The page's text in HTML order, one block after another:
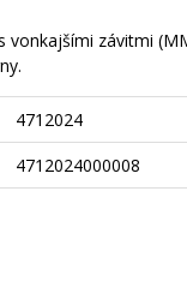
vonkajšími závitmi
4712024
4712024000008